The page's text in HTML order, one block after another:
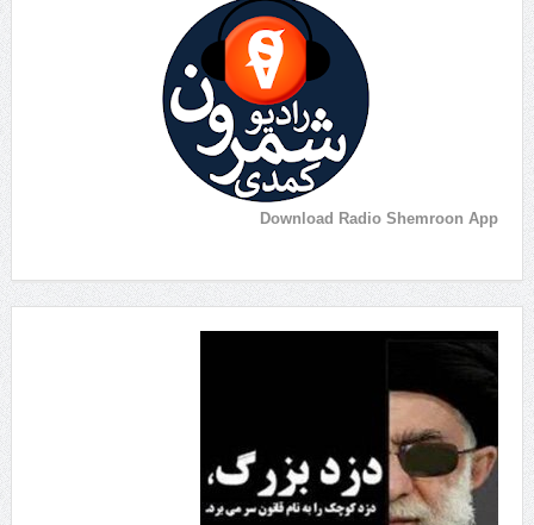
Download Radio Shemroon App